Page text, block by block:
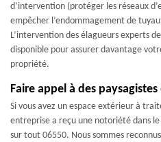
d’intervention (protéger les réseaux
empêcher l’endommagement de
L’intervention des élagueurs experts
disponible pour assurer davantage
propriété.
Faire appel à des
Si vous avez un espace extérieur à
entreprise a reçu une notoriété dans
sur tout 06550. Nous sommes